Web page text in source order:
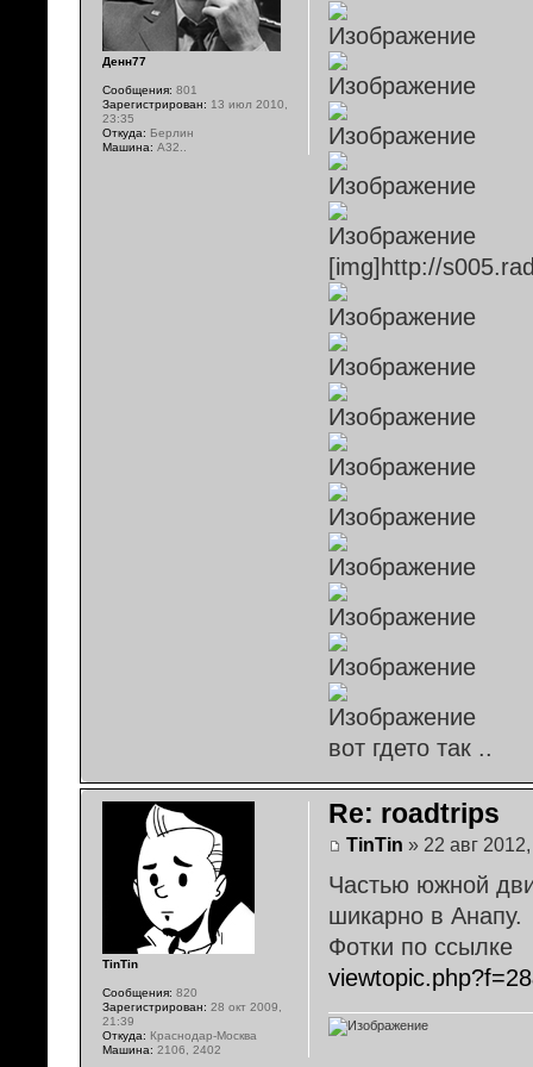
[img]http://
вот гдето так ..
Денн77
Сообщения: 801
Зарегистрирован: 13 июл 2010,
23:35
Откуда: Берлин
Машина: А32..
Re: roadtrips
TinTin » 22 авг
Частью южной
шикарно в Анапу.
Фотки по ссылке
TinTin
Сообщения: 820
Зарегистрирован: 28 окт 2009,
21:39
Откуда: Краснодар-Москва
Машина: 2106, 2402